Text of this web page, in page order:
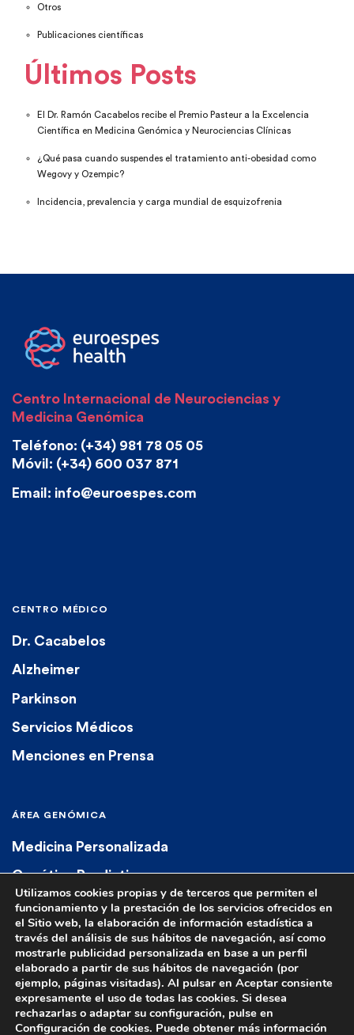
Otros
Publicaciones científicas
Últimos Posts
El Dr. Ramón Cacabelos recibe el Premio Pasteur a la Excelencia
Científica en Medicina Genómica y Neurociencias Clínicas
¿Qué pasa cuando suspendes el tratamiento anti-obesidad como
Wegovy y Ozempic?
Incidencia, prevalencia y carga mundial de esquizofrenia
Centro Internacional de Neurociencias y
Medicina Genómica
Teléfono: (+34) 981 78 05 05
Móvil: (+34) 600 037 871
Email: info@euroespes.com
CENTRO MÉDICO
Dr. Cacabelos
Alzheimer
Parkinson
Servicios Médicos
Menciones en Prensa
ÁREA GENÓMICA
Medicina Personalizada
Genética Predictiva
Genética Diagnóstica
Farmacogenética
© 2023 Euroespes. All rights reserved.Aviso Legal|Política de Privacidad
Utilizamos cookies propias y de terceros que permiten el
funcionamiento y la prestación de los servicios ofrecidos en
el Sitio web, la elaboración de información estadística a
través del análisis de sus hábitos de navegación, así como
mostrarle publicidad personalizada en base a un perfil
elaborado a partir de sus hábitos de navegación (por
ejemplo, páginas visitadas). Al pulsar en Aceptar consiente
expresamente el uso de todas las cookies. Si desea
rechazarlas o adaptar su configuración, pulse en
Configuración de cookies. Puede obtener más información